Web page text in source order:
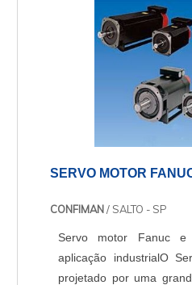
ficar obsoletas. As van....
SERVO MOTOR
CONFIMAN/ SALTO - SP
Servo motor Fanuc e
aplicação industrialO
projetado por uma